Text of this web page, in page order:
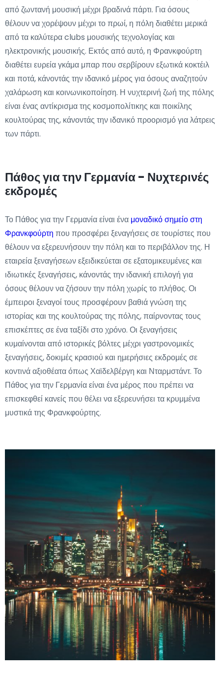
από ζωντανή μουσική μέχρι βραδινά πάρτι. Για όσους
θέλουν να χορέψουν μέχρι το πρωί, η πόλη διαθέτει μερικά
από τα καλύτερα clubs μουσικής τεχνολογίας και
ηλεκτρονικής μουσικής. Εκτός από αυτό, η Φρανκφούρτη
διαθέτει ευρεία γκάμα μπαρ που σερβίρουν εξωτικά κοκτέιλ
και ποτά, κάνοντάς την ιδανικό μέρος για όσους αναζητούν
χαλάρωση και κοινωνικοποίηση. Η νυχτερινή ζωή της πόλης
είναι ένας αντίκρισμα της κοσμοπολίτικης και ποικίλης
κουλτούρας της, κάνοντάς την ιδανικό προορισμό για λάτρεις
των πάρτι.
Πάθος για την Γερμανία - Νυχτερινές
εκδρομές
Το Πάθος για την Γερμανία είναι ένα μοναδικό σημείο στη
Φρανκφούρτη που προσφέρει ξεναγήσεις σε τουρίστες που
θέλουν να εξερευνήσουν την πόλη και το περιβάλλον της. Η
εταιρεία ξεναγήσεων εξειδικεύεται σε εξατομικευμένες και
ιδιωτικές ξεναγήσεις, κάνοντάς την ιδανική επιλογή για
όσους θέλουν να ζήσουν την πόλη χωρίς το πλήθος. Οι
έμπειροι ξεναγοί τους προσφέρουν βαθιά γνώση της
ιστορίας και της κουλτούρας της πόλης, παίρνοντας τους
επισκέπτες σε ένα ταξίδι στο χρόνο. Οι ξεναγήσεις
κυμαίνονται από ιστορικές βόλτες μέχρι γαστρονομικές
ξεναγήσεις, δοκιμές κρασιού και ημερήσιες εκδρομές σε
κοντινά αξιοθέατα όπως Χαϊδελβέργη και Νταρμστάντ. Το
Πάθος για την Γερμανία είναι ένα μέρος που πρέπει να
επισκεφθεί κανείς που θέλει να εξερευνήσει τα κρυμμένα
μυστικά της Φρανκφούρτης.